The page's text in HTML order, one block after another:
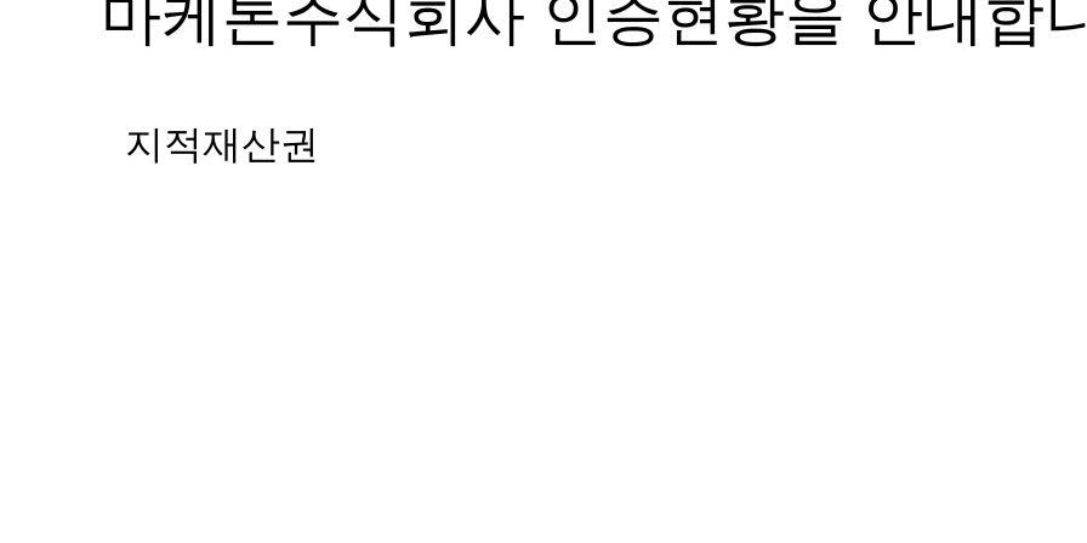
마케톤주식회사 인증현황을 안내합
지적재산권